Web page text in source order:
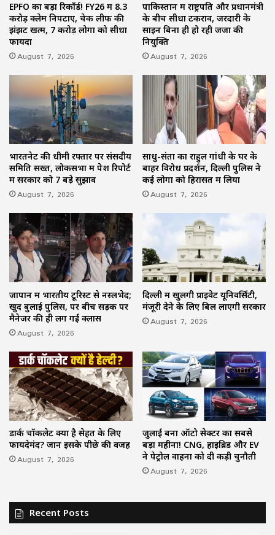
EPFO का बड़ा रिकॉर्ड! FY26 में 8.3
करोड़ क्लेम निपटाए, चेक लीफ की
झंझट खत्म, 7 करोड़ लोगों को सीधा
फायदा
August 7, 2026
पाकिस्तान में राष्ट्रपति और प्रधानमंत्री
के बीच सीधा टकराव, जरदारी के
साइन बिना ही हो रही जजों की
नियुक्ति
August 7, 2026
भारतनेट की धीमी रफ्तार पर संसदीय
समिति सख्त, लोकसभा में पेश रिपोर्ट
में सरकार को 7 बड़े सुझाव
August 7, 2026
साधु-संतों का राहुल गांधी के घर के
बाहर विरोध प्रदर्शन, दिल्ली पुलिस ने
कई लोगों को हिरासत में लिया
August 7, 2026
जापान में भारतीय टूरिस्ट से नस्लभेद;
खुद बुलाई पुलिस, पर बीच सड़क पर
मैनेजर की ही लग गई क्लास
August 7, 2026
दिल्ली में खुलेंगी प्राइवेट यूनिवर्सिटी,
मंजूरी देने के लिए बिल लाएगी सरकार
August 7, 2026
डार्क चॉकलेट क्यों है सेहत के लिए
फायदेमंद? जानें इसके पीछे की वजह
August 7, 2026
जुलाई बना ऑटो सेक्टर का सबसे
बड़ा महीना! CNG, हाइब्रिड और EV
ने पेट्रोल वाहनों को दी कड़ी चुनौती
August 7, 2026
Recent Posts